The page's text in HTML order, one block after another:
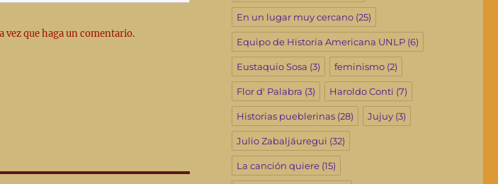
vez que haga un comentario.
En un lugar muy cercano(25)
Equipo de Historia Americana UNLP(6)
Eustaquio Sosa (3) feminismo(2)
Flor d' Palabra (3) Haroldo Conti (7)
Historias pueblerinas(28) Jujuy(3)
Julio Zabaljáuregui (32)
La canción quiere(15)